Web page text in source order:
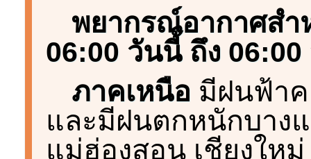
พยากรณ์อากาศสำ
06:00 วันนี้ ถึง
ภาคเหนือ มีฝนฟ้า
และมีฝนตกหนักบาง
แม่ฮ่องสอน เชียงให